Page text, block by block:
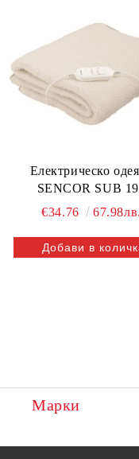
Електрическо
SENCOR SUB
€34.76
67.98лв.
Марки